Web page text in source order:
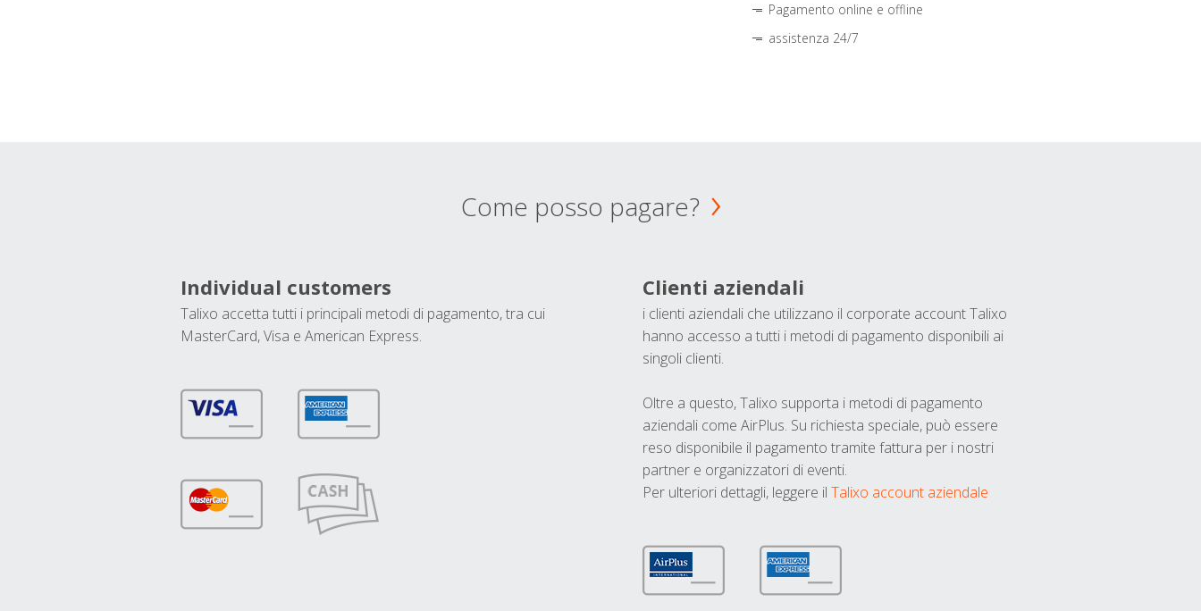
Pagamento online e offline
assistenza 24/7
Come posso pagare?
Individual customers
Talixo accetta tutti i principali metodi di pagamento, tra cui
MasterCard, Visa e American Express.
Clienti aziendali
i clienti aziendali che utilizzano il corporate account Talixo
hanno accesso a tutti i metodi di pagamento disponibili ai
singoli clienti.
Oltre a questo, Talixo supporta i metodi di pagamento
aziendali come AirPlus. Su richiesta speciale, può essere
reso disponibile il pagamento tramite fattura per i nostri
partner e organizzatori di eventi.
Per ulteriori dettagli, leggere il Talixo account aziendale